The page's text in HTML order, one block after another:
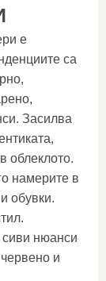
е
са
Засилва
облеклото.
намерите в
обувки.
сиви нюанси
и